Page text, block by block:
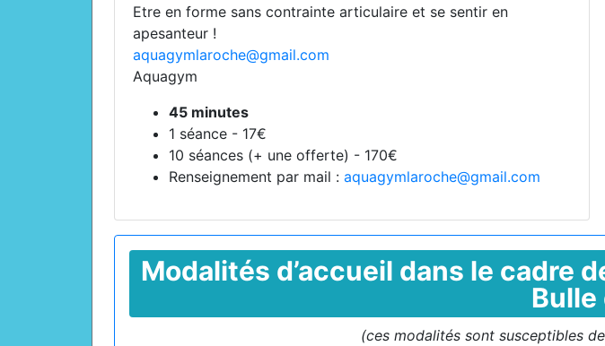
Etre en forme sans contrainte articulaire et se sentir en
apesanteur !
aquagymlaroche@gmail.com
Aquagym
45 minutes
1 séance - 17€
10 séances (+ une offerte) - 170€
Renseignement par mail : aquagymlaroche@gmail.com
Modalités d’accueil dans le cadre
Bulle
(ces modalités sont susceptibles